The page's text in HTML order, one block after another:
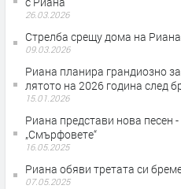
26.03.2026
Стрелба срещу дома на
09.03.2026
Риана планира грандиозно
лятото на 2026 година след
15.01.2026
Риана представи нова песен
„Смърфовете“
16.05.2025
Риана обяви третата си
07.05.2025